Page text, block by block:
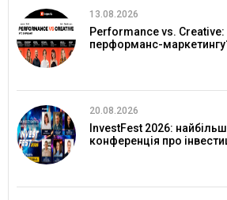
13.08.2026
Performance vs. Creative:
перформанс-
20.08.2026
InvestFest 2026:
конференція про